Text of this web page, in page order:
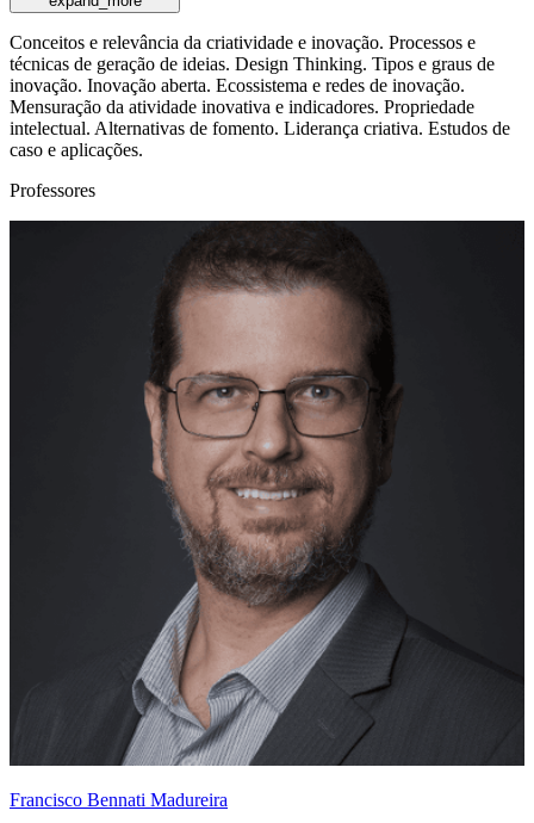
Conceitos e relevância da criatividade e inovação. Processos e
técnicas de geração de ideias. Design Thinking. Tipos e graus de
inovação. Inovação aberta. Ecossistema e redes de inovação.
Mensuração da atividade inovativa e indicadores. Propriedade
intelectual. Alternativas de fomento. Liderança criativa. Estudos de
caso e aplicações.
Professores
Francisco Bennati Madureira